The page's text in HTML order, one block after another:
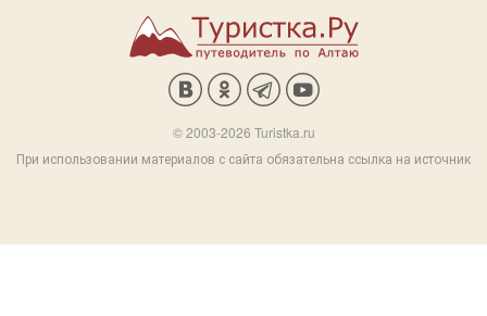
© 2003-2026 Turistka.ru
При использовании материалов с сайта обязательна ссылка на источник